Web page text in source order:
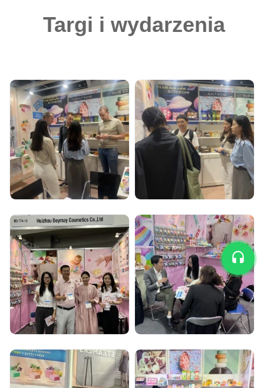
Targi i wydarzenia